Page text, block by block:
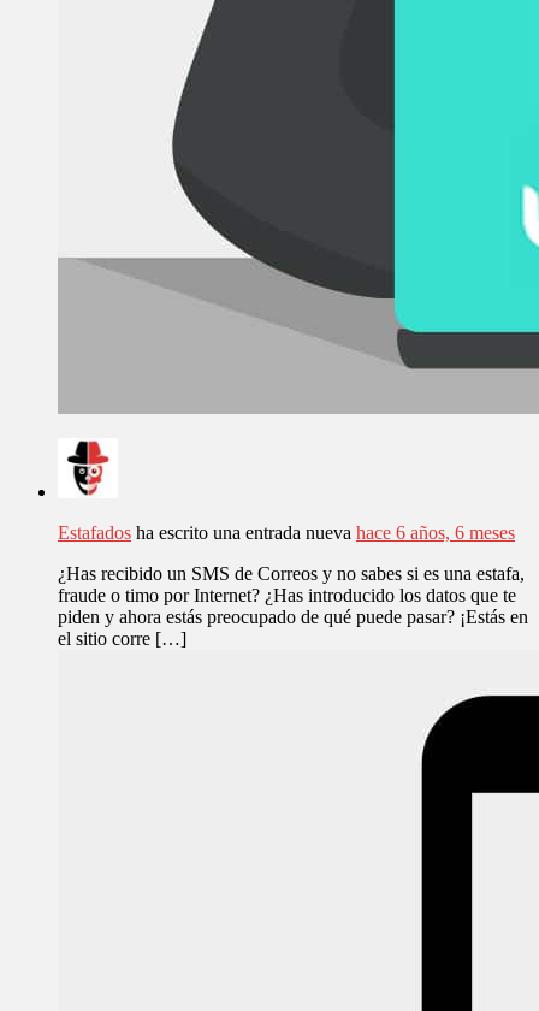
Estafados ha escrito una entrada nueva hace 6 años, 6 meses
¿Has recibido un SMS de Correos y no sabes si es una estafa,
fraude o timo por Internet? ¿Has introducido los datos que te
piden y ahora estás preocupado de qué puede pasar? ¡Estás en
el sitio corre […]